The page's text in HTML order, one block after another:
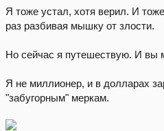
Я тоже устал, хотя верил. И
раз разбивая мышку от злости.
Но сейчас я путешествую. И вы
Я не миллионер, и в долларах
"забугорным" меркам.